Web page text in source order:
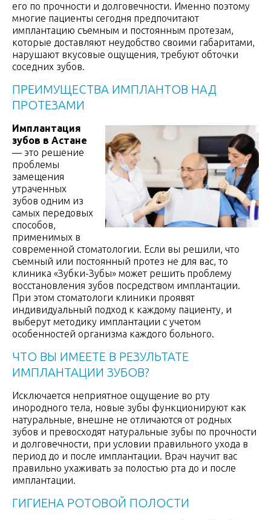
его по прочности и долговечности. Именно поэтому
многие пациенты сегодня предпочитают
имплантацию съемным и постоянным протезам,
которые доставляют неудобство своими габаритами,
нарушают вкусовые ощущения, требуют обточки
соседних зубов.
ПРЕИМУЩЕСТВА ИМПЛАНТОВ НАД
ПРОТЕЗАМИ
Имплантация
зубов в Астане
— это решение
проблемы
замещения
утраченных
зубов одним из
самых передовых
способов,
применимых в
современной стоматологии. Если вы решили, что
съемный или постоянный протез не для вас, то
клиника «Зубки-Зубы» может решить проблему
восстановления зубов посредством имплантации.
При этом стоматологи клиники проявят
индивидуальный подход к каждому пациенту, и
выберут методику имплантации с учетом
особенностей организма каждого больного.
ЧТО ВЫ ИМЕЕТЕ В РЕЗУЛЬТАТЕ
ИМПЛАНТАЦИИ ЗУБОВ?
Исключается неприятное ощущение во рту
инородного тела, новые зубы функционируют как
натуральные, внешне не отличаются от родных
зубов и превосходят натуральные зубы по прочности
и долговечности, при условии правильного ухода в
период до и после имплантации. Врач научит вас
правильно ухаживать за полостью рта до и после
имплантации.
ГИГИЕНА РОТОВОЙ ПОЛОСТИ